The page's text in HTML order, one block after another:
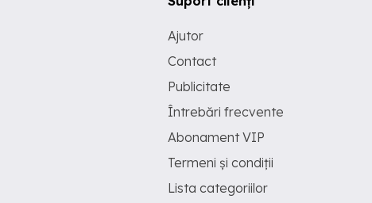
Ajutor
Contact
Publicitate
Întrebări frecvente
Abonament VIP
Termeni și condiții
Lista categoriilor